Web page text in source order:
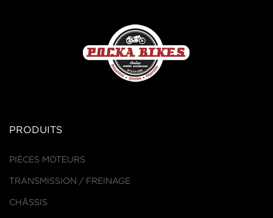
PRODUITS
PIÈCES MOTEURS
TRANSMISSION / FREINAGE
CHÂSSIS